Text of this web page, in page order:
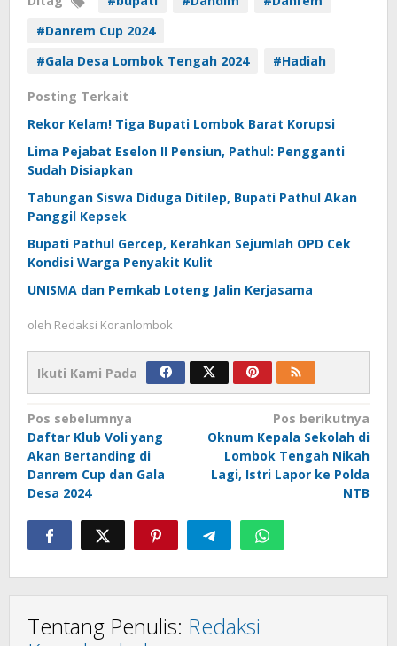
#Danrem Cup 2024
#Gala Desa Lombok Tengah 2024
#Hadiah
Posting Terkait
Rekor Kelam! Tiga Bupati Lombok Barat Korupsi
Lima Pejabat Eselon II Pensiun, Pathul: Pengganti
Sudah Disiapkan
Tabungan Siswa Diduga Ditilep, Bupati Pathul Akan
Panggil Kepsek
Bupati Pathul Gercep, Kerahkan Sejumlah OPD Cek
Kondisi Warga Penyakit Kulit
UNISMA dan Pemkab Loteng Jalin Kerjasama
oleh Redaksi Koranlombok
Ikuti Kami Pada
Navigasi
pos
Pos sebelumnya
Daftar Klub Voli yang
Akan Bertanding di
Danrem Cup dan Gala
Desa 2024
Pos berikutnya
Oknum Kepala Sekolah di
Lombok Tengah Nikah
Lagi, Istri Lapor ke Polda
NTB
Tentang Penulis: Redaksi